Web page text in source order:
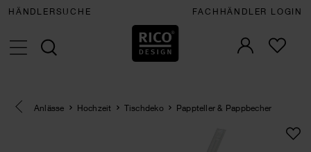
HÄNDLERSUCHE FACHHÄNDLER LOGIN
Eine Kategorie zurück navigieren
Anlässe Hochzeit Tischdeko Pappteller & Pappbecher